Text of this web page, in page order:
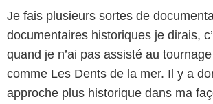
Je fais plusieurs sortes de
documentaires historiques je dirais,
quand je n’ai pas assisté au
comme Les Dents de la mer. Il y a
approche plus historique dans ma